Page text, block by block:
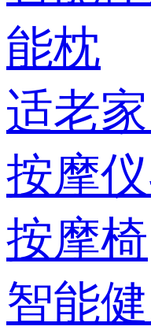
能枕
适老
按摩
按摩椅
智能